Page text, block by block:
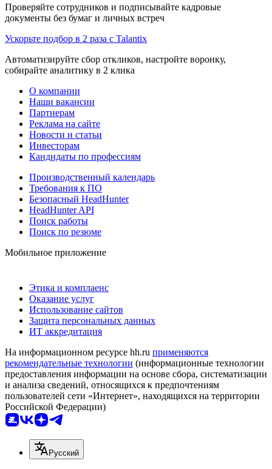
Проверяйте сотрудников и подписывайте кадровые
документы без бумаг и личных встреч
Ускорьте подбор в 2 раза с Talantix
Автоматизируйте сбор откликов, настройте воронку,
собирайте аналитику в 2 клика
О компании
Наши вакансии
Партнерам
Реклама на сайте
Новости и статьи
Инвесторам
Кандидаты по профессиям
Производственный календарь
Требования к ПО
Безопасный HeadHunter
HeadHunter API
Поиск работы
Поиск по резюме
Мобильное приложение
Этика и комплаенс
Оказание услуг
Использование сайтов
Защита персональных данных
ИТ аккредитация
На информационном ресурсе hh.ru применяются
рекомендательные технологии (информационные технологии
предоставления информации на основе сбора, систематизации
и анализа сведений, относящихся к предпочтениям
пользователей сети «Интернет», находящихся на территории
Российской Федерации)
Русский